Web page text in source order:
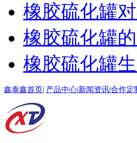
橡胶硫化罐
橡胶硫化罐
橡胶硫化罐
鑫泰鑫首页| 产品中心|新闻资讯|合作定